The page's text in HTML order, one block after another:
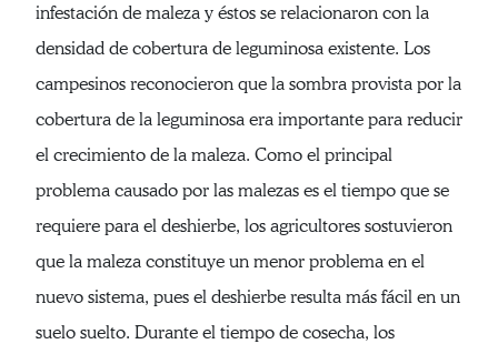
infestación de maleza y éstos se relacionaron con la
densidad de cobertura de leguminosa existente. Los
campesinos reconocieron que la sombra provista por la
cobertura de la leguminosa era importante para reducir
el crecimiento de la maleza. Como el principal
problema causado por las malezas es el tiempo que se
requiere para el deshierbe, los agricultores sostuvieron
que la maleza constituye un menor problema en el
nuevo sistema, pues el deshierbe resulta más fácil en un
suelo suelto. Durante el tiempo de cosecha, los